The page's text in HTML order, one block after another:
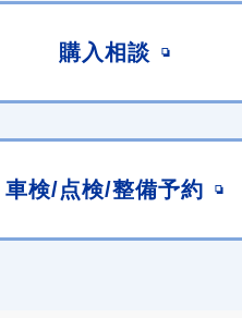
購入相談
車検/点検/整備予約